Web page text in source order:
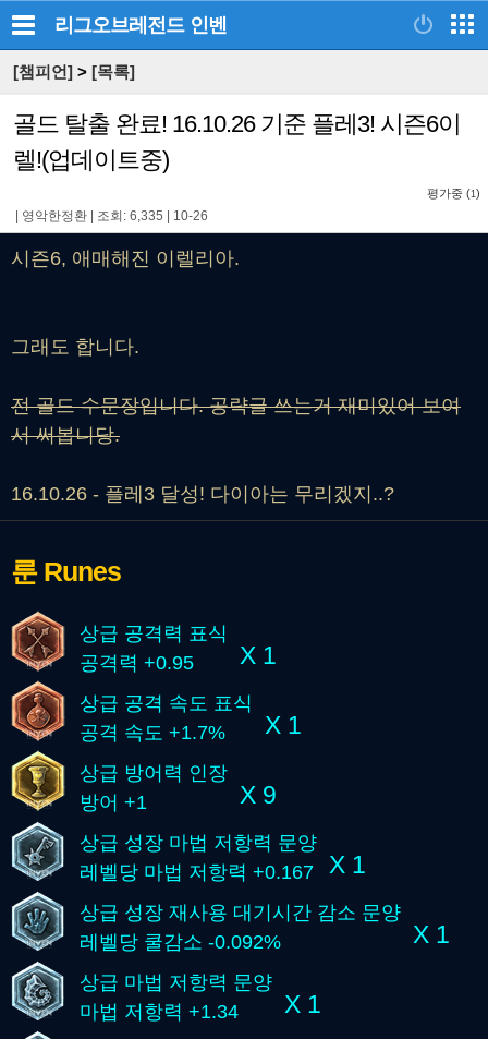
리그오브레전드 인벤
[챔피언] > [목록]
골드 탈출 완료! 16.10.26 기준 플레3! 시즌6이
렐!(업데이트중)
평가중 (1)
영악한정환 조회: 6,335 10-26
시즌6, 애매해진 이렐리아.
그래도 합니다.
전 골드 수문장입니다. 공략글 쓰는거 재미있어 보여
서 써봅니당.
16.10.26 - 플레3 달성! 다이아는 무리겠지..?
룬 Runes
상급 공격력 표식
공격력 +0.95
X 1
상급 공격 속도 표식
공격 속도 +1.7%
X 1
상급 방어력 인장
방어 +1
X 9
상급 성장 마법 저항력 문양
레벨당 마법 저항력 +0.167
X 1
상급 성장 재사용 대기시간 감소 문양
레벨당 쿨감소 -0.092%
X 1
상급 마법 저항력 문양
마법 저항력 +1.34
X 1